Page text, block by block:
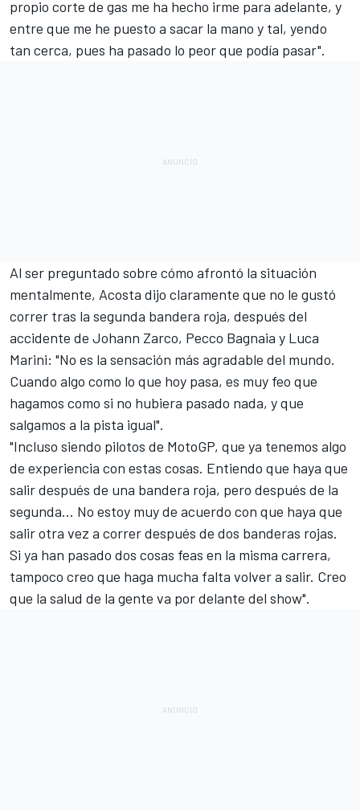
propio corte de gas me ha hecho irme para adelante, y
entre que me he puesto a sacar la mano y tal, yendo
tan cerca, pues ha pasado lo peor que podía pasar".
Al ser preguntado sobre cómo afrontó la situación
mentalmente, Acosta dijo claramente que no le gustó
correr tras la segunda bandera roja, después del
accidente de Johann Zarco, Pecco Bagnaia y Luca
Marini: "No es la sensación más agradable del mundo.
Cuando algo como lo que hoy pasa, es muy feo que
hagamos como si no hubiera pasado nada, y que
salgamos a la pista igual".
"Incluso siendo pilotos de MotoGP, que ya tenemos algo
de experiencia con estas cosas. Entiendo que haya que
salir después de una bandera roja, pero después de la
segunda... No estoy muy de acuerdo con que haya que
salir otra vez a correr después de dos banderas rojas.
Si ya han pasado dos cosas feas en la misma carrera,
tampoco creo que haga mucha falta volver a salir. Creo
que la salud de la gente va por delante del show".